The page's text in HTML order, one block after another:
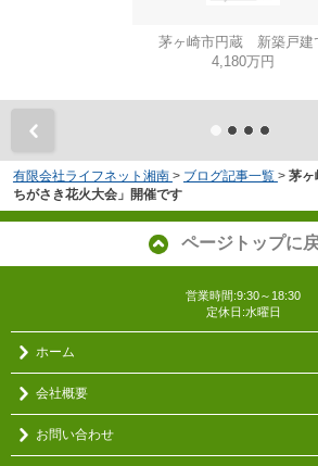
茅ヶ崎市円蔵 新築戸建
4,180万円
有限会社ライフネット湘南 > ブログ記事一覧 > 茅ヶ
ちがさき花火大会」開催です
ページトップに
営業時間:9:30～18:30
定休日:水曜日
ホーム
会社概要
お問い合わせ